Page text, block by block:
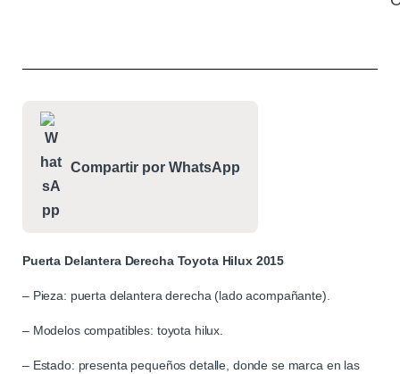
Compartir por WhatsApp
Puerta Delantera Derecha Toyota Hilux 2015
– Pieza: puerta delantera derecha (lado acompañante).
– Modelos compatibles: toyota hilux.
– Estado: presenta pequeños detalle, donde se marca en las